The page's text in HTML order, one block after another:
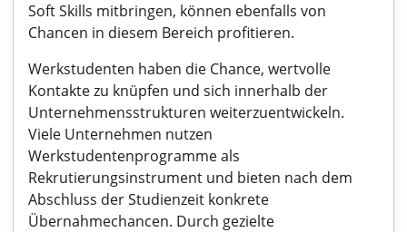
Soft Skills mitbringen, können ebenfalls von
Chancen in diesem Bereich profitieren.
Werkstudenten haben die Chance, wertvolle
Kontakte zu knüpfen und sich innerhalb der
Unternehmensstrukturen weiterzuentwickeln.
Viele Unternehmen nutzen
Werkstudentenprogramme als
Rekrutierungsinstrument und bieten nach dem
Abschluss der Studienzeit konkrete
Übernahmechancen. Durch gezielte